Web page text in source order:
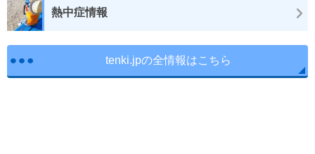
熱中症情報
tenki.jpの全情報はこちら